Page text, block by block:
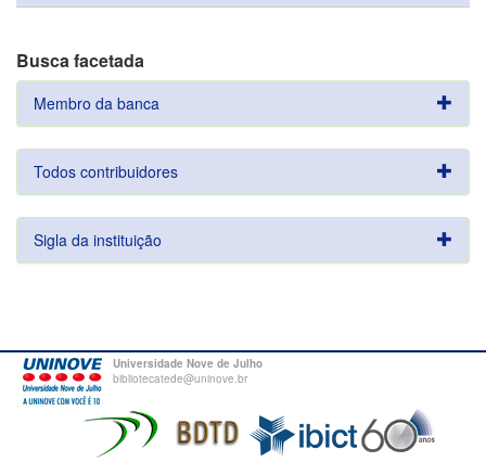
Busca facetada
Membro da banca
Todos contribuidores
Sigla da instituição
Universidade Nove de Julho
bibliotecatede@uninove.br